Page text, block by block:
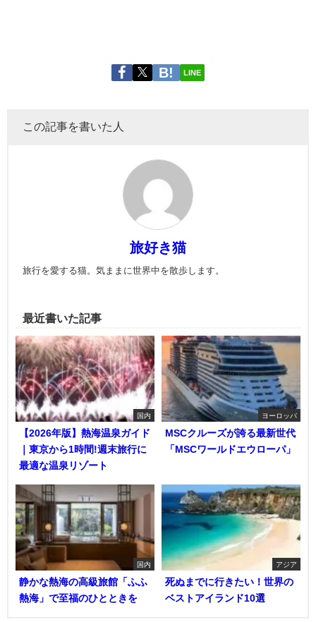
LINE
この記事を書いた人
旅好き猫
旅行を愛する猫。気ままに世界中を散歩します。
最近書いた記事
国内
【2026年版】熱海温泉ガイド
｜東京から1時間!週末旅行に
最適な温泉リゾート
ヨーロッパ
MSCクルーズが誇る最新世代
「MSCワールドエウローパ」
国内
静かな熱海の高級旅館「ふふ
熱海」で至福のひとときを
アジア
死ぬまでに行きたい！世界の
ベストアイランド10選